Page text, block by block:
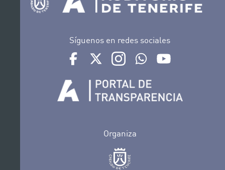
Síguenos en redes sociales
Ir a perfil de Auditorio de Tenerife en Facebook
Ir a perfil de Auditorio de Tenerife en
Ir a perfil de Auditorio de
Ir al Boletín Whatsapp
Organiza